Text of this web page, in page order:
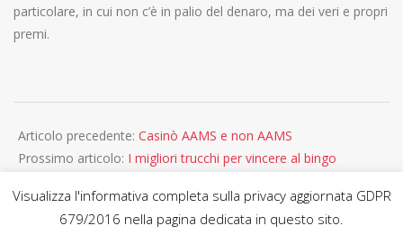
particolare, in cui non c’è in palio del denaro, ma dei veri e propri
premi.
01-
16
Articolo precedente: Casinò AAMS e non AAMS
Prossimo articolo: I migliori trucchi per vincere al bingo
Visualizza l'informativa completa sulla privacy aggiornata GDPR
679/2016 nella pagina dedicata in questo sito.